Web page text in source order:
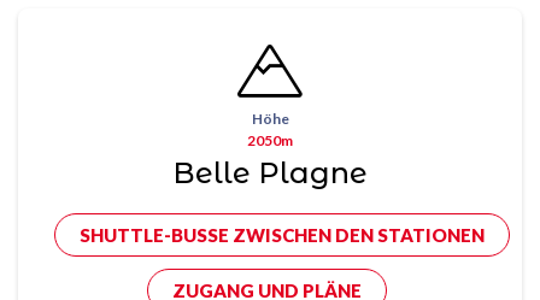
Höhe
2050m
Belle Plagne
SHUTTLE-BUSSE ZWISCHEN DEN STATIONEN
ZUGANG UND PLÄNE